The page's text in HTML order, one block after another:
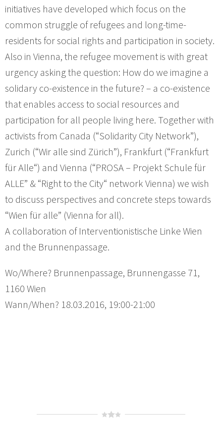
initiatives have developed which focus on the
common struggle of refugees and long-time-
residents for social rights and participation in society.
Also in Vienna, the refugee movement is with great
urgency asking the question: How do we imagine a
solidary co-existence in the future? – a co-existence
that enables access to social resources and
participation for all people living here. Together with
activists from Canada (“Solidarity City Network”),
Zurich (“Wir alle sind Zürich”), Frankfurt (“Frankfurt
für Alle“) and Vienna (“PROSA – Projekt Schule für
ALLE” & “Right to the City“ network Vienna) we wish
to discuss perspectives and concrete steps towards
“Wien für alle” (Vienna for all).
A collaboration of Interventionistische Linke Wien
and the Brunnenpassage.
Wo/Where? Brunnenpassage, Brunnengasse 71,
1160 Wien
Wann/When? 18.03.2016, 19:00-21:00